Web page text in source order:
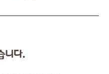
니다.